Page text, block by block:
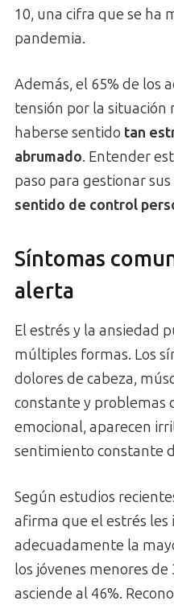
10, una cifra que se ha
pandemia.
Además, el 65% de los
tensión por la situación
haberse sentido tan
abrumado. Entender
paso para gestionar
sentido de control
Síntomas
alerta
El estrés y la ansiedad
múltiples formas. Los
dolores de cabeza,
constante y problemas
emocional, aparecen
sentimiento constante
Según estudios
afirma que el estrés
adecuadamente la
los jóvenes menores de
asciende al 46%.